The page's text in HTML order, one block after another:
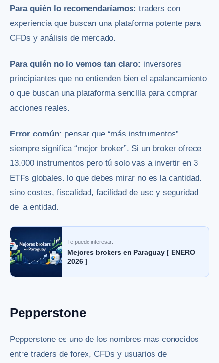
Para quién lo recomendaríamos: traders con
experiencia que buscan una plataforma potente para
CFDs y análisis de mercado.
Para quién no lo vemos tan claro: inversores
principiantes que no entienden bien el apalancamiento
o que buscan una plataforma sencilla para comprar
acciones reales.
Error común: pensar que “más instrumentos”
siempre significa “mejor broker”. Si un broker ofrece
13.000 instrumentos pero tú solo vas a invertir en 3
ETFs globales, lo que debes mirar no es la cantidad,
sino costes, fiscalidad, facilidad de uso y seguridad
de la entidad.
Te puede interesar:
Mejores brokers en Paraguay [ ENERO
2026 ]
Pepperstone
Pepperstone es uno de los nombres más conocidos
entre traders de forex, CFDs y usuarios de